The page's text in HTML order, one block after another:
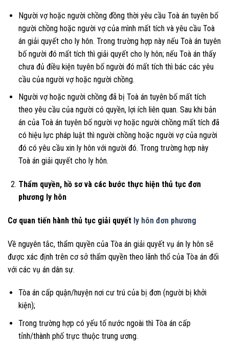
Người vợ hoặc người chồng đồng thời yêu cầu Toà án tuyên bố
người chồng hoặc người vợ của mình mất tích và yêu cầu Toà
án giải quyết cho ly hôn. Trong trường hợp này nếu Toà án tuyên
bố người đó mất tích thì giải quyết cho ly hôn; nếu Toà án thấy
chưa đủ điều kiện tuyên bố người đó mất tích thì bác các yêu
cầu của người vợ hoặc người chồng.
Người vợ hoặc người chồng đã bị Toà án tuyên bố mất tích
theo yêu cầu của người có quyền, lợi ích liên quan. Sau khi bản
án của Toà án tuyên bố người vợ hoặc người chồng mất tích đã
có hiệu lực pháp luật thì người chồng hoặc người vợ của người
đó có yêu cầu xin ly hôn với người đó. Trong trường hợp này
Toà án giải quyết cho ly hôn.
Thẩm quyền, hồ sơ và các bước thực hiện thủ tục đơn
phương ly hôn
Cơ quan tiến hành thủ tục giải quyết ly hôn đơn phương
Về nguyên tắc, thẩm quyền của Tòa án giải quyết vụ án ly hôn sẽ
được xác định trên cơ sở thẩm quyền theo lãnh thổ của Tòa án đối
với các vụ án dân sự.
Tòa án cấp quận/huyện nơi cư trú của bị đơn (người bị khởi
kiện);
Trong trường hợp có yếu tố nước ngoài thì Tòa án cấp
tỉnh/thành phố trực thuộc trung ương.